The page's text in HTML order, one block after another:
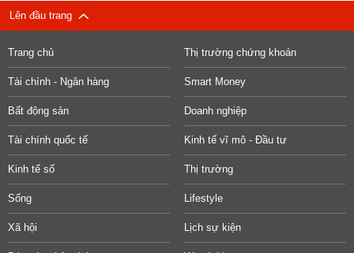
Lên đầu trang
Trang chủ Thị trường chứng khoán
Tài chính - Ngân hàng Smart Money
Bất động sản Doanh nghiệp
Tài chính quốc tế Kinh tế vĩ mô - Đầu tư
Kinh tế số Thị trường
Sống Lifestyle
Xã hội Lịch sự kiện